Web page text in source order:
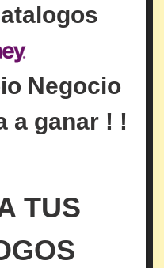
Negocio
a ganar ! !
TUS